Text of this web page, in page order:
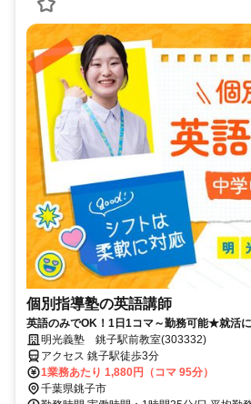
個別指導塾の英語講師
英語のみでOK！1日1コマ～勤務可能★就活
◎ミドル・シニアも活躍中
明光義塾 銚子駅前教室(303332)
アクセス 銚子駅徒歩3分
1業務あたり 1,880円（コマ 95分）
千葉県銚子市